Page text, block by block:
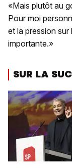
«Mais plutôt au
Pour moi
et la pression
importante.»
SUR LA